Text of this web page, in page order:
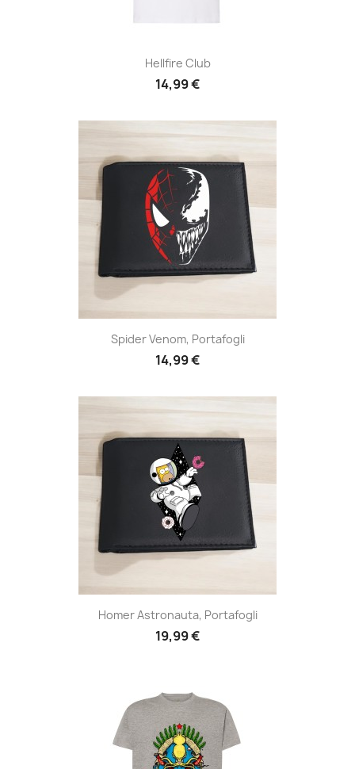
Hellfire Club
14,99 €
Spider Venom, Portafogli
14,99 €
Homer Astronauta, Portafogli
19,99 €